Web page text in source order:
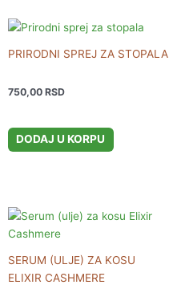
PRIRODNI SPREJ ZA STOPALA
750,00 RSD
DODAJ U KORPU
SERUM (ULJE) ZA KOSU
ELIXIR CASHMERE